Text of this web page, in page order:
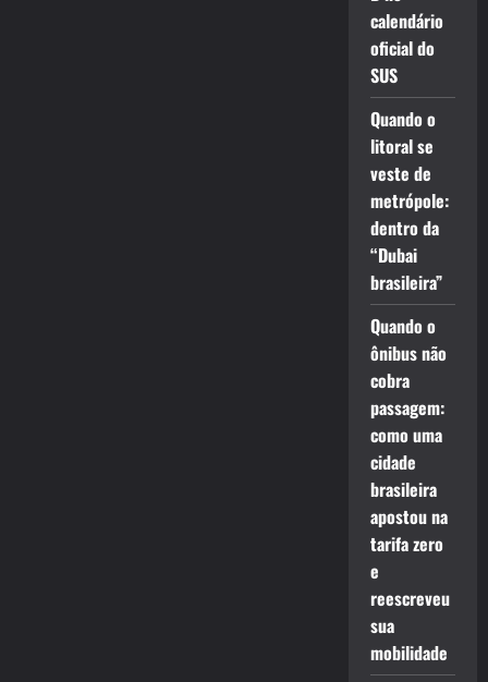
calendário
oficial do
SUS
Quando o
litoral se
veste de
metrópole:
dentro da
“Dubai
brasileira”
Quando o
ônibus não
cobra
passagem:
como uma
cidade
brasileira
apostou na
tarifa zero
e
reescreveu
sua
mobilidade